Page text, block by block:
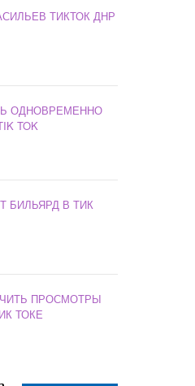
ТИКТОК ДНР
ОДНОВРЕМЕННО
TOK
БИЛЬЯРД В ТИК
ПРОСМОТРЫ
ТОКЕ